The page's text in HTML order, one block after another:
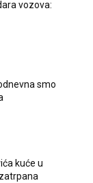
vozova:
smo
kuće u